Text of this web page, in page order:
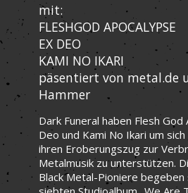
mit:
FLESHGOD APOCALYPSE
EX DEO
KAMI NO IKARI
päsentiert von metal.de
Hammer
Dark Funeral haben Flesh God
Deo und Kami No Ikari um
ihren Eroberungszug zur
Metalmusik zu unterstützen.
Black Metal-Pioniere begeben